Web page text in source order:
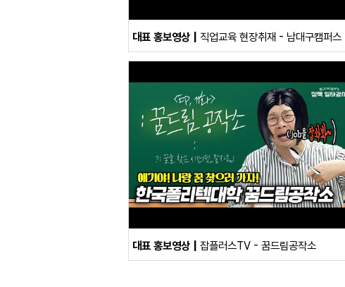
대표 홍보영상 직업교육 현장취재 - 남대구캠퍼스
대표 홍보영상 잡플러스TV - 꿈드림공작소